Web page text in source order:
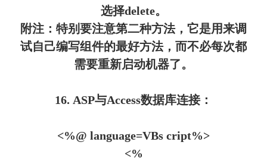
选择delete。
附注：特别要注意第二种方法，它是用来调
试自己编写组件的最好方法，而不必每次都
需要重新启动机器了。
16. ASP与Access数据库连接：
<%@ language=VBs cript%>
<%